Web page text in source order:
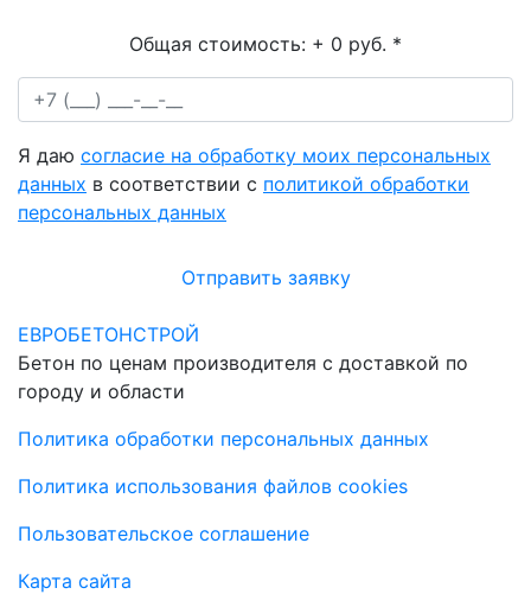
Общая стоимость: + 0 руб. *
Я даю согласие на обработку моих персональных
данных в соответствии с политикой обработки
персональных данных
Отправить заявку
ЕВРОБЕТОНСТРОЙ
Бетон по ценам производителя с доставкой по
городу и области
Политика обработки персональных данных
Политика использования файлов cookies
Пользовательское соглашение
Карта сайта